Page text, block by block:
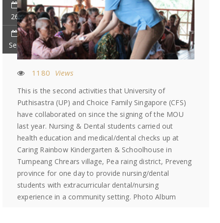
26
Sep
1180 Views
This is the second activities that University of
Puthisastra (UP) and Choice Family Singapore (CFS)
have collaborated on since the signing of the MOU
last year. Nursing & Dental students carried out
health education and medical/dental checks up at
Caring Rainbow Kindergarten & Schoolhouse in
Tumpeang Chrears village, Pea raing district, Preveng
province for one day to provide nursing/dental
students with extracurricular dental/nursing
experience in a community setting. Photo Album